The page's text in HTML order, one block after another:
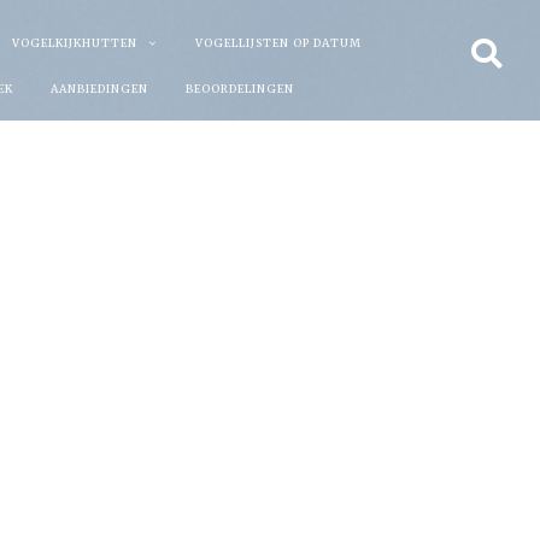
VOGELKIJKHUTTEN VOGELLIJSTEN OP DATUM
AANBIEDINGEN BEOORDELINGEN